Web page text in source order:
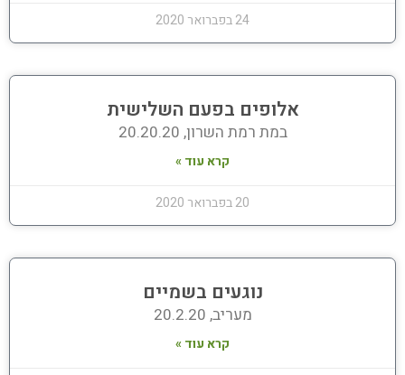
24 בפברואר 2020
אלופים בפעם השלישית
במת רמת השרון, 20.20.20
קרא עוד »
20 בפברואר 2020
נוגעים בשמיים
מעריב, 20.2.20
קרא עוד »